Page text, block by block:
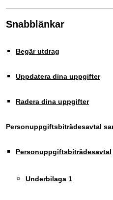
Snabblänkar
Begär utdrag
Uppdatera dina uppgifter
Radera dina uppgifter
Personuppgiftsbiträdesavtal
Personuppgiftsbiträdesavtal
Underbilaga 1